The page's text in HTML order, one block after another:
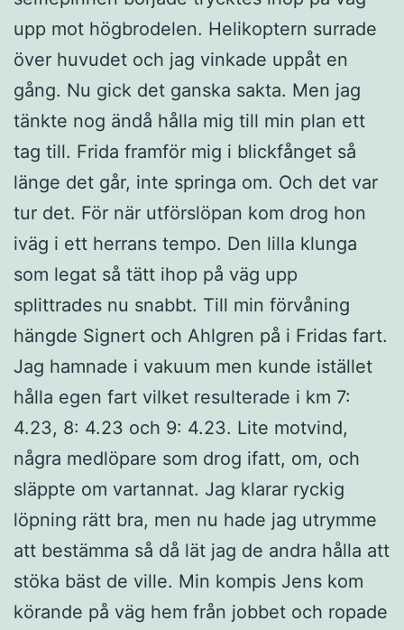
upp mot högbrodelen. Helikoptern surrade
över huvudet och jag vinkade uppåt en
gång. Nu gick det ganska sakta. Men jag
tänkte nog ändå hålla mig till min plan ett
tag till. Frida framför mig i blickfånget så
länge det går, inte springa om. Och det var
tur det. För när utförslöpan kom drog hon
iväg i ett herrans tempo. Den lilla klunga
som legat så tätt ihop på väg upp
splittrades nu snabbt. Till min förvåning
hängde Signert och Ahlgren på i Fridas fart.
Jag hamnade i vakuum men kunde istället
hålla egen fart vilket resulterade i km 7:
4.23, 8: 4.23 och 9: 4.23. Lite motvind,
några medlöpare som drog ifatt, om, och
släppte om vartannat. Jag klarar ryckig
löpning rätt bra, men nu hade jag utrymme
att bestämma så då lät jag de andra hålla att
stöka bäst de ville. Min kompis Jens kom
körande på väg hem från jobbet och ropade